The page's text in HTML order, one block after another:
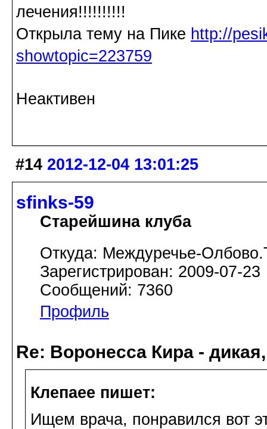
лечения!!!!!!!!!!
Открыла тему на Пике http://
showtopic=223759
Неактивен
#14 2012-12-04 13:01:25
sfinks-59
Старейшина клуба
Откуда: Междуречье-
Зарегистрирован: 2009-07-23
Сообщений: 7360
Профиль
Re: Воронесса Кира -
Клепаee пишет:
Ищем врача, понравился вот